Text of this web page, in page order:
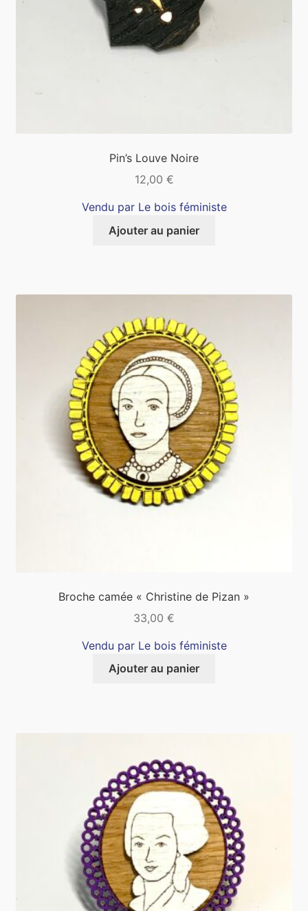
Pin’s Louve Noire
12,00 €
Vendu par Le bois féministe
Ajouter au panier
Broche camée « Christine de Pizan »
33,00 €
Vendu par Le bois féministe
Ajouter au panier